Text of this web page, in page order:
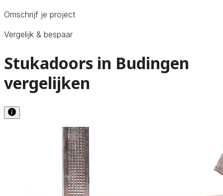
Omschrijf je project
Vergelijk & bespaar
Stukadoors in Budingen
vergelijken